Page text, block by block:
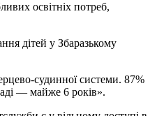
освітніх потреб,
дітей у Збаразькому
судинної системи. 87%
— майже 6 років».